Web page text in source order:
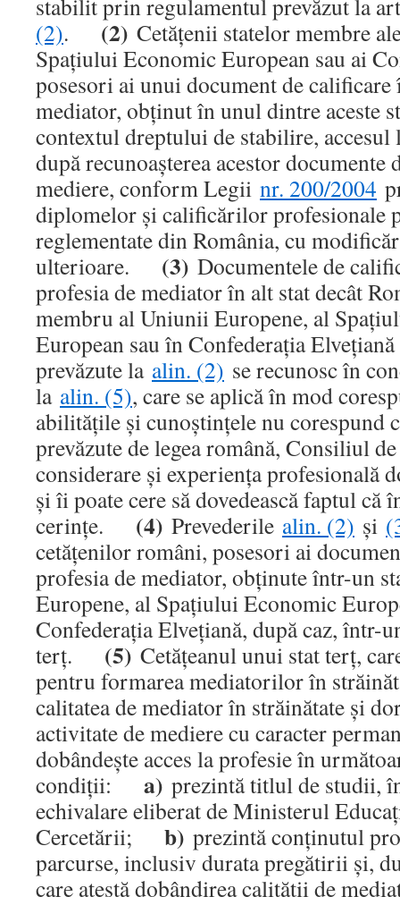
stabilit prin regulamentul prevăzut la
(2). (2) Cetăţenii statelor membre
Spaţiului Economic European sau ai
posesori ai unui document de calificare
mediator, obţinut în unul dintre aceste
contextul dreptului de stabilire, accesul
după recunoaşterea acestor
mediere, conform Legii nr. 200/2004
diplomelor şi calificărilor profesionale
reglementate din România, cu
ulterioare. (3) Documentele de
profesia de mediator în alt stat decât
membru al Uniunii Europene, al
European sau în Confederaţia
prevăzute la alin. (2) se recunosc în
la alin. (5), care se aplică în mod
abilităţile şi cunoştinţele nu corespund
prevăzute de legea română, Consiliul
considerare şi experienţa profesională
şi îi poate cere să dovedească faptul că
cerinţe. (4) Prevederile alin. (2) şi
cetăţenilor români, posesori ai
profesia de mediator, obţinute într-un
Europene, al Spaţiului Economic
Confederaţia Elveţiană, după caz, într-
terţ. (5) Cetăţeanul unui stat terţ,
pentru formarea mediatorilor în
calitatea de mediator în străinătate şi
activitate de mediere cu caracter
dobândeşte acces la profesie în
condiţii: a) prezintă titlul de studii,
echivalare eliberat de Ministerul
Cercetării; b) prezintă conţinutul
parcurse, inclusiv durata pregătirii şi,
care atestă dobândirea calităţii de